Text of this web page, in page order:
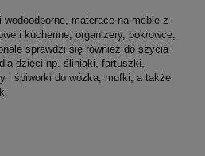
wodoodporne, materace na meble z
i kuchenne, organizery, pokrowce,
sprawdzi się również do szycia
dzieci np. śliniaki, fartuszki,
i śpiworki do wózka, mufki, a także